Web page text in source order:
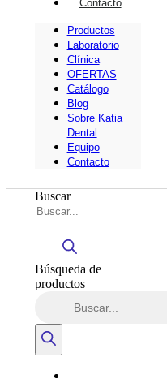
Contacto
Productos
Laboratorio
Clínica
OFERTAS
Catálogo
Blog
Sobre Katia
Dental
Equipo
Contacto
Buscar
Búsqueda de
productos